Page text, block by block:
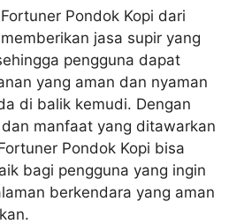
Pondok Kopi dari
jasa supir yang
pengguna dapat
yang aman dan nyaman
di balik kemudi. Dengan
manfaat yang ditawarkan
Pondok Kopi bisa
bagi pengguna yang ingin
berkendara yang aman